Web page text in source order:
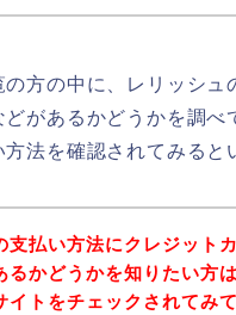
方の中に、レリッシ
があるかどうかを調
法を確認されてみると
支払い方法にクレジット
るかどうかを知りたい方
イトをチェックされてみ